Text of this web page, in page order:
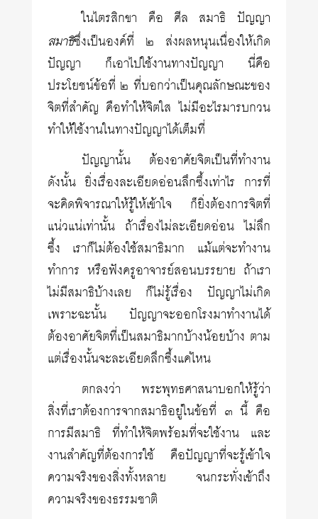
ในไตรสิกขา คือ ศีล สมาธิ ปัญญา
สมาธิซึ่งเป็นองค์ที่ ๒ ส่งผลหนุนเนื่องให้เกิด
ปัญญา ก็เอาไปใช้งานทางปัญญา นี่คือ
ประโยชน์ข้อที่ ๒ ที่บอกว่าเป็นคุณลักษณะของ
จิตที่สำคัญ คือทำให้จิตใส ไม่มีอะไรมารบกวน
ทำให้ใช้งานในทางปัญญาได้เต็มที่
ปัญญานั้น ต้องอาศัยจิตเป็นที่ทำงาน
ดังนั้น ยิ่งเรื่องละเอียดอ่อนลึกซึ้งเท่าไร การที่
จะคิดพิจารณาให้รู้ให้เข้าใจ ก็ยิ่งต้องการจิตที่
แน่วแน่เท่านั้น ถ้าเรื่องไม่ละเอียดอ่อน ไม่ลึก
ซึ้ง เราก็ไม่ต้องใช้สมาธิมาก แม้แต่จะทำงาน
ทำการ หรือฟังครูอาจารย์สอนบรรยาย ถ้าเรา
ไม่มีสมาธิบ้างเลย ก็ไม่รู้เรื่อง ปัญญาไม่เกิด
เพราะฉะนั้น ปัญญาจะออกโรงมาทำงานได้
ต้องอาศัยจิตที่เป็นสมาธิมากบ้างน้อยบ้าง ตาม
แต่เรื่องนั้นจะละเอียดลึกซึ้งแค่ไหน
ตกลงว่า พระพุทธศาสนาบอกให้รู้ว่า
สิ่งที่เราต้องการจากสมาธิอยู่ในข้อที่ ๓ นี้ คือ
การมีสมาธิ ที่ทำให้จิตพร้อมที่จะใช้งาน และ
งานสำคัญที่ต้องการใช้ คือปัญญาที่จะรู้เข้าใจ
ความจริงของสิ่งทั้งหลาย จนกระทั่งเข้าถึง
ความจริงของธรรมชาติ